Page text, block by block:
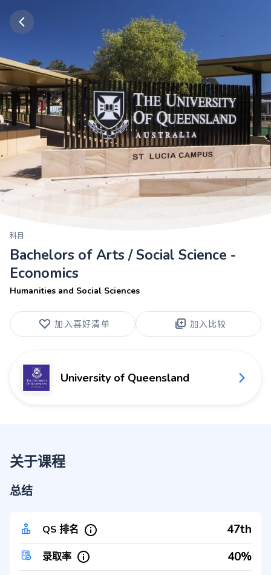
科目
Bachelors of Arts / Social Science -
Economics
Humanities and Social Sciences
加入喜好清单 加入比较
University of Queensland
关于课程
总结
QS 排名 47th
录取率 40%